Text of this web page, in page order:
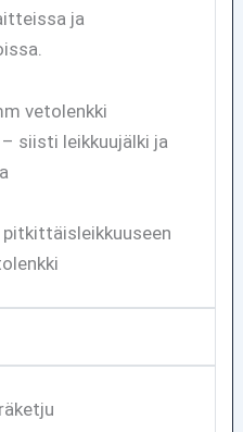
ja
vetolenkki
siisti leikkuujälki ja